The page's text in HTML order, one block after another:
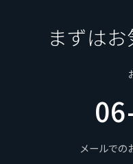
まずは
メールでの